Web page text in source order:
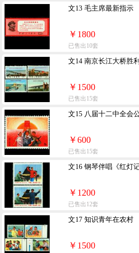
文13 毛主席最新指示
￥1800
已售出10套
文14 南京长江大桥胜
￥1500
已售出15套
文15 八届十二中全会
￥600
已售出15套
文16 钢琴伴唱《红灯记
￥1200
已售出12套
文17 知识青年在农村
￥1500